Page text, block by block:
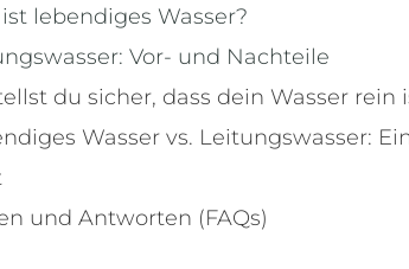
lebendiges Wasser?
Vor- und Nachteile
du sicher, dass dein Wasser rein
Wasser vs. Leitungswasser:
und Antworten (FAQs)